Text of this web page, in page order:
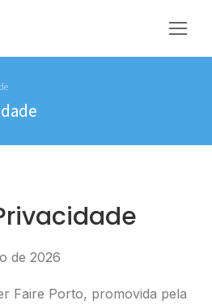
de 2026
Faire Porto, promovida pela